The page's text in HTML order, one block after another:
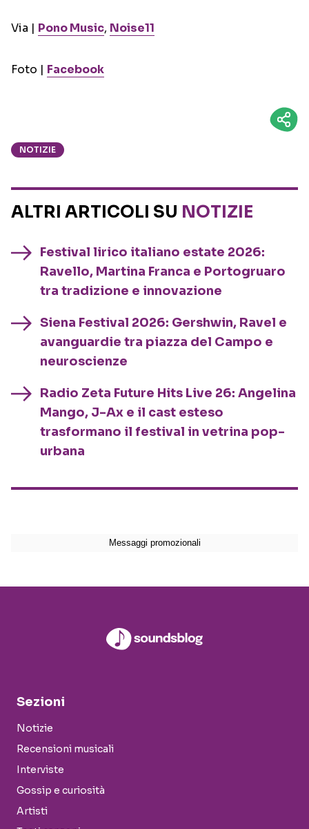
Via | Pono Music, Noise11
Foto | Facebook
NOTIZIE
ALTRI ARTICOLI SU NOTIZIE
Festival lirico italiano estate 2026:
Ravello, Martina Franca e Portogruaro
tra tradizione e innovazione
Siena Festival 2026: Gershwin, Ravel e
avanguardie tra piazza del Campo e
neuroscienze
Radio Zeta Future Hits Live 26: Angelina
Mango, J-Ax e il cast esteso
trasformano il festival in vetrina pop-
urbana
Sezioni
Notizie
Recensioni musicali
Interviste
Gossip e curiosità
Artisti